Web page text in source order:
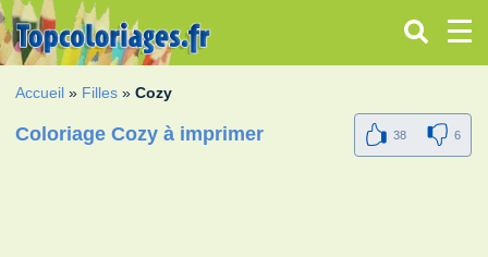
Accueil » Filles »Cozy
Coloriage Cozy à imprimer 38 6